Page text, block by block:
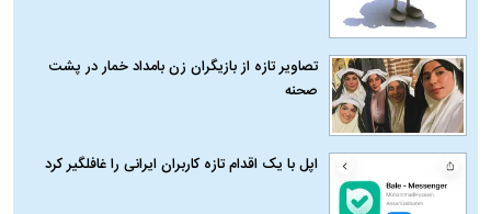
تصاویر تازه از بازیگران زن بامداد خمار در پشت
صحنه
اپل با یک اقدام تازه کاربران ایرانی را غافلگیر کرد